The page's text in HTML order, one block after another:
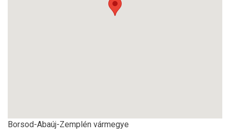
Borsod-Abaúj-Zemplén vármegye